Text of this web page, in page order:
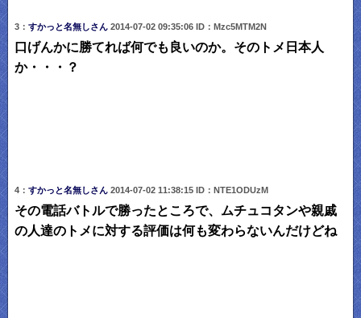
3： すかっと名無しさん 2014-07-02 09:35:06 ID：Mzc5MTM2N
口げんかに勝てれば何でも良いのか。そのトメ日本人
か・・・？
4： すかっと名無しさん 2014-07-02 11:38:15 ID：NTE1ODUzM
その電話バトルで勝ったところで、ムチュコタンや親戚
の人達のトメに対する評価は何も変わらないんだけどね